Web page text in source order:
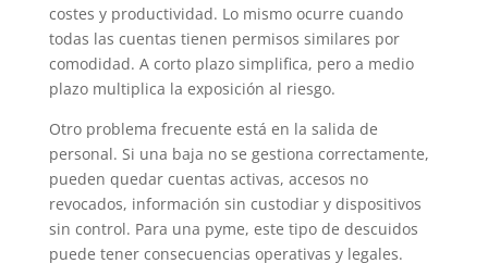
costes y productividad. Lo mismo ocurre cuando
todas las cuentas tienen permisos similares por
comodidad. A corto plazo simplifica, pero a medio
plazo multiplica la exposición al riesgo.
Otro problema frecuente está en la salida de
personal. Si una baja no se gestiona correctamente,
pueden quedar cuentas activas, accesos no
revocados, información sin custodiar y dispositivos
sin control. Para una pyme, este tipo de descuidos
puede tener consecuencias operativas y legales.